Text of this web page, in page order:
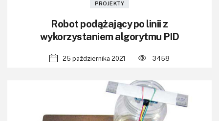
PROJEKTY
Robot podążający po linii z
wykorzystaniem algorytmu PID
25 października 2021 3458